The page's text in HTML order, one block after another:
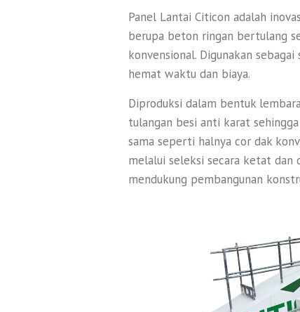
Panel Lantai Citicon adalah
berupa beton ringan bertulang
konvensional. Digunakan
hemat waktu dan biaya.
Diproduksi dalam bentuk
tulangan besi anti karat
sama seperti halnya cor dak
melalui seleksi secara ketat dan
mendukung pembangunan